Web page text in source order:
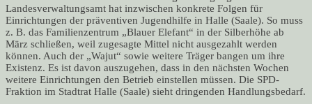
Landesverwaltungsamt hat inzwischen konkrete Folgen für
Einrichtungen der präventiven Jugendhilfe in Halle (Saale). So muss
z. B. das Familienzentrum „Blauer Elefant“ in der Silberhöhe ab
März schließen, weil zugesagte Mittel nicht ausgezahlt werden
können. Auch der „Wajut“ sowie weitere Träger bangen um ihre
Existenz. Es ist davon auszugehen, dass in den nächsten Wochen
weitere Einrichtungen den Betrieb einstellen müssen. Die SPD-
Fraktion im Stadtrat Halle (Saale) sieht dringenden Handlungsbedarf.